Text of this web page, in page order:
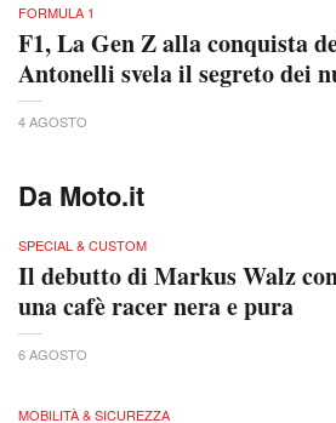
FORMULA 1
F1, La Gen Z alla conquista
Antonelli svela il segreto dei
4 AGOSTO
Da Moto.it
SPECIAL & CUSTOM
Il debutto di Markus Walz
una cafè racer nera e pura
6 AGOSTO
MOBILITÀ & SICUREZZA